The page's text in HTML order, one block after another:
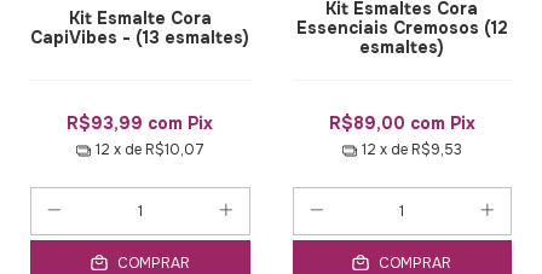
Kit Esmalte Cora
CapiVibes - (13 esmaltes)
R$93,99 com Pix
12 x de R$10,07
COMPRAR
Kit Esmaltes Cora
Essenciais Cremosos (12
esmaltes)
R$89,00 com Pix
12 x de R$9,53
COMPRAR